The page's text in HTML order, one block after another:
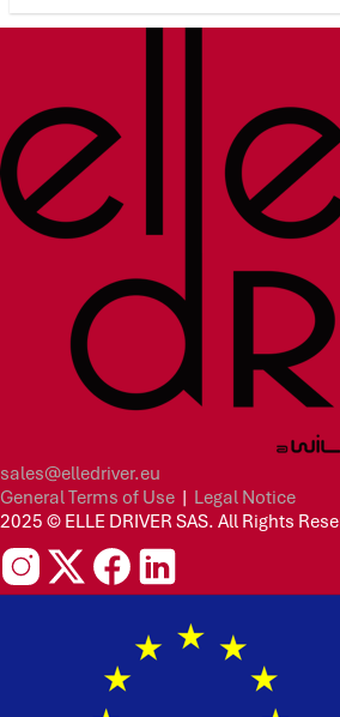
sales@elledriver.eu
General Terms of Use | Legal Notice
2025 © ELLE DRIVER SAS. All Rights